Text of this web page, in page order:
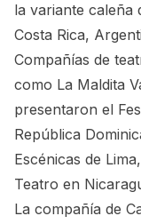
la variante caleña
Costa Rica,
Compañías de
como La Maldita
presentaron el
República
Escénicas de
Teatro en
La compañía de